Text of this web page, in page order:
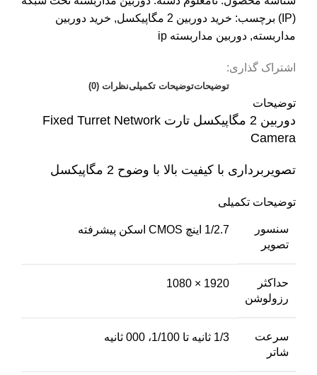
(IP)
برچسب: خرید دوربین 2 مگاپیکسل , خرید دوربین
مداربسته, دوربین مداربسته ip
اشتراک گذاری:
توضیحاتتوضیحات تکمیلینظرات (0)
توضیحات
دوربین 2 مگاپیکسل تارت
Fixed Turret Network
Camera
تصویربرداری با کیفیت بالا با وضوح 2 مگاپیکسل
توضیحات تکمیلی
سنسور
تصویر
1/2.7 اینچ CMOS اسکن پیشرفته
حداکثر
رزولوشن
1920 × 1080
سرعت
شاتر
1/3 ثانیه تا 1/100، 000 ثانیه